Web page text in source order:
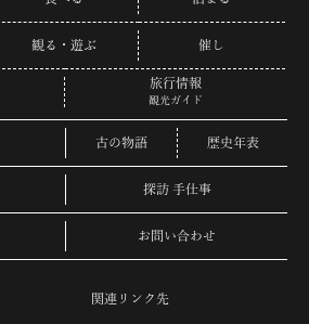
観る・遊ぶ 催し
旅行情報
観光ガイド
古の物語 歴史年表
探訪 手仕事
お問い合わせ
関連リンク先